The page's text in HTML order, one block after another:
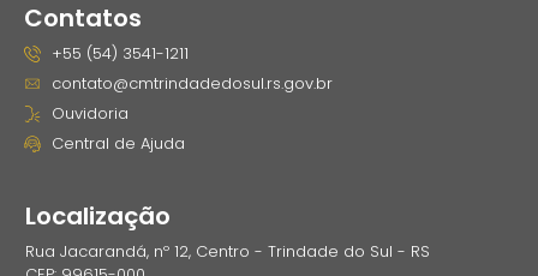
Contatos
+55 (54) 3541-1211
contato@cmtrindadedosul.rs.gov.br
Ouvidoria
Central de Ajuda
Localização
Rua Jacarandá, nº 12, Centro - Trindade do Sul - RS